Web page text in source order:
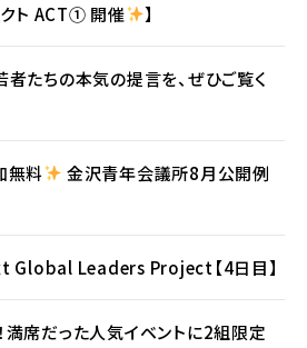
クト ACT① 開催 】
たちの本気の提言を、ぜひご覧く
無料
金沢青年会議所8月公開例
Global Leaders Project【4日目】
満席だった人気イベントに2組限定